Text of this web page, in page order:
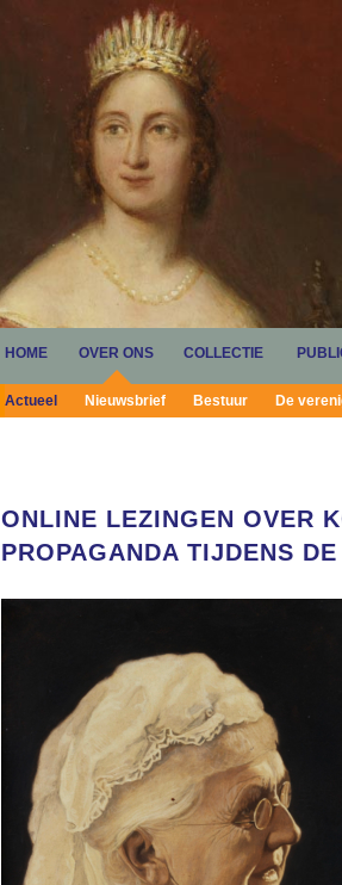
HOME OVER ONS
Actueel Nieuwsbrief Bestuur De
COLLECTIE
ONLINE LEZINGEN OVER
PROPAGANDA TIJDENS